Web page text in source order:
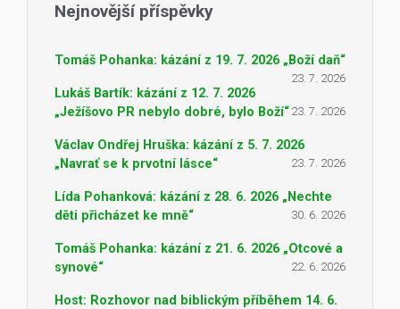
Nejnovější příspěvky
Tomáš Pohanka: kázání z 19. 7. 2026 „Boží daň“
23. 7. 2026
Lukáš Bartík: kázání z 12. 7. 2026
„Ježíšovo PR nebylo dobré, bylo Boží“ 23. 7. 2026
Václav Ondřej Hruška: kázání z 5. 7. 2026
„Navrať se k prvotní lásce“
23. 7. 2026
Lída Pohanková: kázání z 28. 6. 2026 „Nechte
děti přicházet ke mně“
30. 6. 2026
Tomáš Pohanka: kázání z 21. 6. 2026 „Otcové a
synové“
22. 6. 2026
Host: Rozhovor nad biblickým příběhem 14. 6.